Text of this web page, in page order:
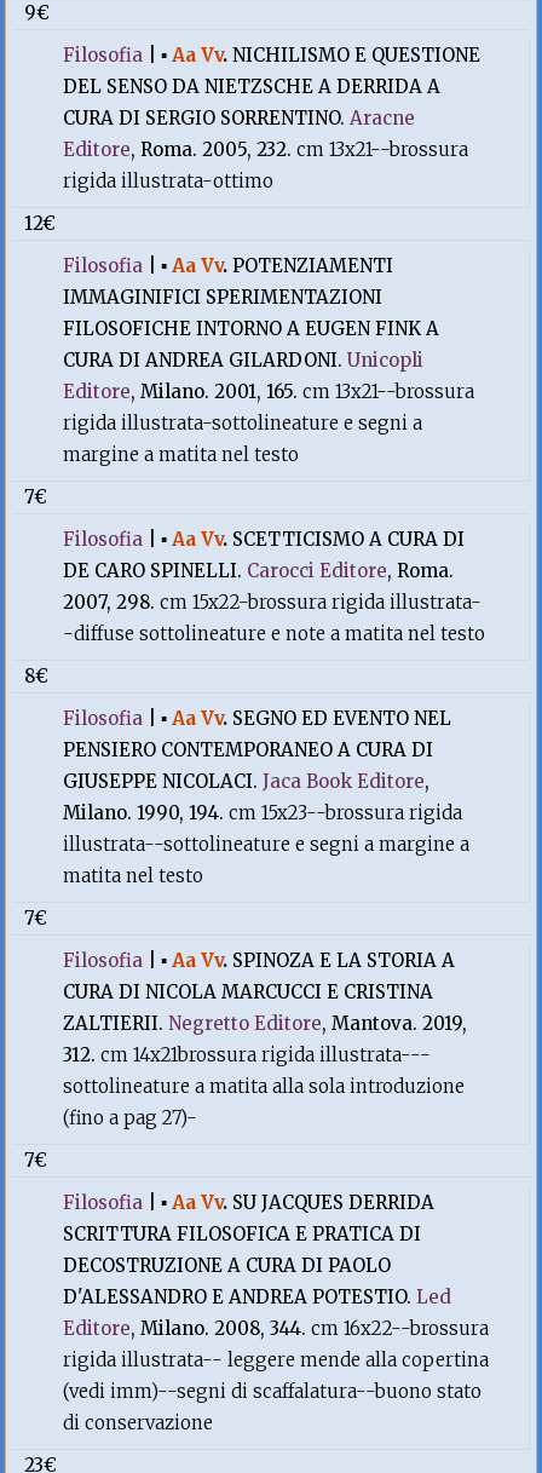
9€
Filosofia |▪Aa Vv.NICHILISMO E QUESTIONE
DEL SENSO DA NIETZSCHE A DERRIDA A
CURA DI SERGIO SORRENTINO.Aracne
Editore, Roma. 2005, 232.cm 13x21--brossura
rigida illustrata-ottimo
12€
Filosofia |▪Aa Vv.POTENZIAMENTI
IMMAGINIFICI SPERIMENTAZIONI
FILOSOFICHE INTORNO A EUGEN FINK A
CURA DI ANDREA GILARDONI.Unicopli
Editore, Milano. 2001, 165.cm 13x21--brossura
rigida illustrata-sottolineature e segni a
margine a matita nel testo
7€
Filosofia |▪Aa Vv. SCETTICISMO A CURA DI
DE CARO SPINELLI. Carocci Editore, Roma.
2007, 298.cm 15x22-brossura rigida illustrata-
-diffuse sottolineature e note a matita nel testo
8€
Filosofia |▪Aa Vv. SEGNO ED EVENTO NEL
PENSIERO CONTEMPORANEO A CURA DI
GIUSEPPE NICOLACI.Jaca Book Editore,
Milano. 1990, 194.cm 15x23--brossura rigida
illustrata--sottolineature e segni a margine a
matita nel testo
7€
Filosofia |▪Aa Vv. SPINOZA E LA STORIA A
CURA DI NICOLA MARCUCCI E CRISTINA
ZALTIERII.Negretto Editore, Mantova. 2019,
312.cm 14x21brossura rigida illustrata---
sottolineature a matita alla sola introduzione
(fino a pag 27)-
7€
Filosofia |▪Aa Vv. SU JACQUES DERRIDA
SCRITTURA FILOSOFICA E PRATICA DI
DECOSTRUZIONE A CURA DI PAOLO
D'ALESSANDRO E ANDREA POTESTIO.Led
Editore, Milano. 2008, 344.cm 16x22--brossura
rigida illustrata-- leggere mende alla copertina
(vedi imm)--segni di scaffalatura--buono stato
di conservazione
23€